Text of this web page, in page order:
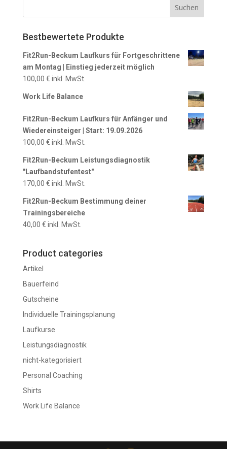
Bestbewertete Produkte
Fit2Run-Beckum Laufkurs für Fortgeschrittene
am Montag | Einstieg jederzeit möglich
100,00 € inkl. MwSt.
Work Life Balance
Fit2Run-Beckum Laufkurs für Anfänger und
Wiedereinsteiger | Start: 19.09.2026
100,00 € inkl. MwSt.
Fit2Run-Beckum Leistungsdiagnostik
"Laufbandstufentest"
170,00 € inkl. MwSt.
Fit2Run-Beckum Bestimmung deiner
Trainingsbereiche
40,00 € inkl. MwSt.
Product categories
Artikel
Bauerfeind
Gutscheine
Individuelle Trainingsplanung
Laufkurse
Leistungsdiagnostik
nicht-kategorisiert
Personal Coaching
Shirts
Work Life Balance